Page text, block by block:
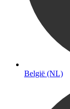
België (NL)